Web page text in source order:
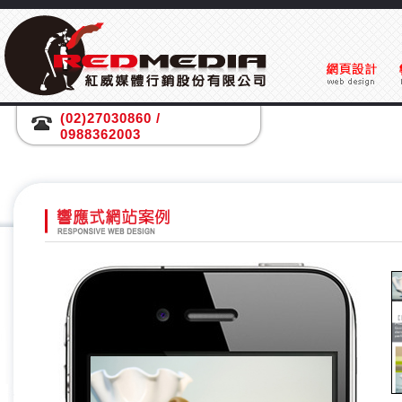
(02)27030860 /
0988362003